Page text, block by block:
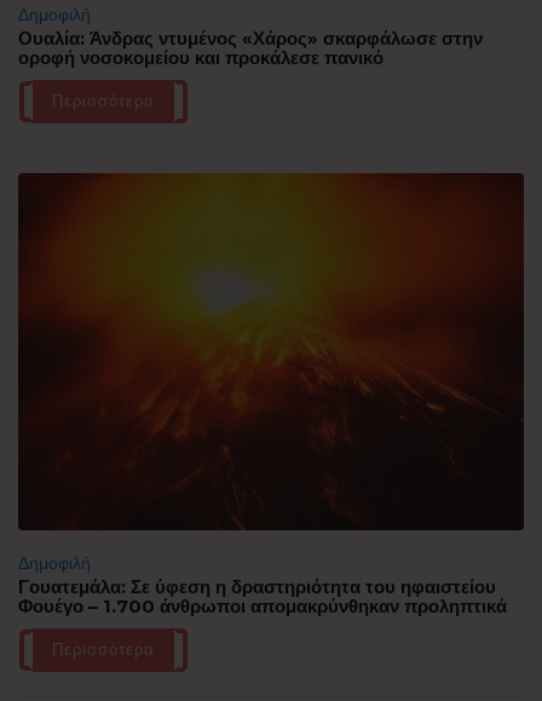
Δημοφιλή
Ουαλία: Άνδρας ντυμένος «Χάρος» σκαρφάλωσε στην
οροφή νοσοκομείου και προκάλεσε πανικό
Περισσότερα
Δημοφιλή
Γουατεμάλα: Σε ύφεση η δραστηριότητα του ηφαιστείου
Φουέγο – 1.700 άνθρωποι απομακρύνθηκαν προληπτικά
Περισσότερα